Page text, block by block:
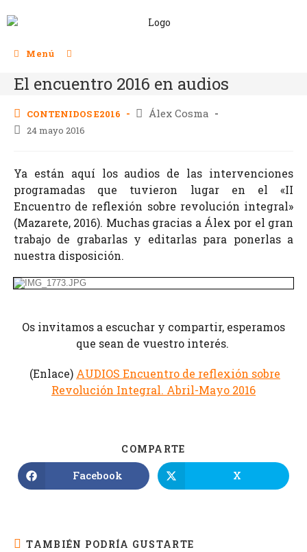
Menú
El encuentro 2016 en audios
CONTENIDOS E2016 Álex Cosma
24 mayo 2016
Ya están aquí los audios de las intervenciones
programadas que tuvieron lugar en el «II
Encuentro de reflexión sobre revolución integral»
(Mazarete, 2016). Muchas gracias a Álex por el gran
trabajo de grabarlas y editarlas para ponerlas a
nuestra disposición.
Os invitamos a escuchar y compartir, esperamos
que sean de vuestro interés.
(Enlace) AUDIOS Encuentro de reflexión sobre
Revolución Integral. Abril-Mayo 2016
COMPARTE
Facebook X
TAMBIÉN PODRÍA GUSTARTE